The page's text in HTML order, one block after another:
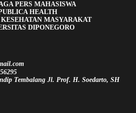
PERS MAHASISWA
HEALTH
MASYARAKAT
DIPONEGORO
Tembalang Jl. Prof. H. Soedarto, SH